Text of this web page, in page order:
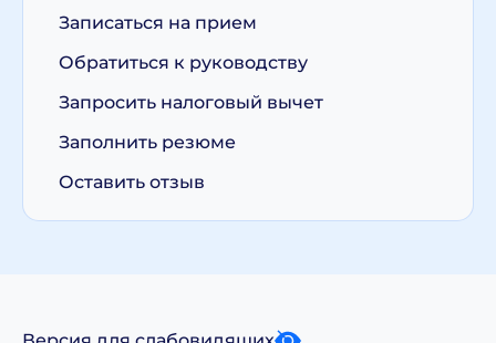
Записаться на прием
Обратиться к руководству
Запросить налоговый вычет
Заполнить резюме
Оставить отзыв